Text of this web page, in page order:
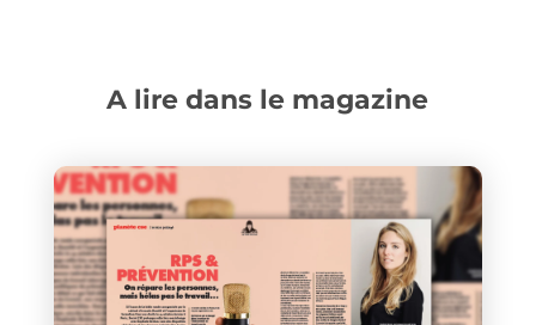
A lire dans le magazine